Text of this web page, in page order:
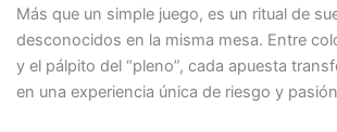
Más que un simple juego, es un ritual de
desconocidos en la misma mesa. Entre
y el pálpito del “pleno”, cada apuesta
en una experiencia única de riesgo y